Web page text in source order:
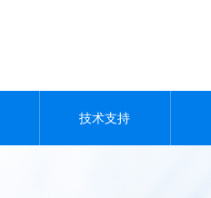
技术支持